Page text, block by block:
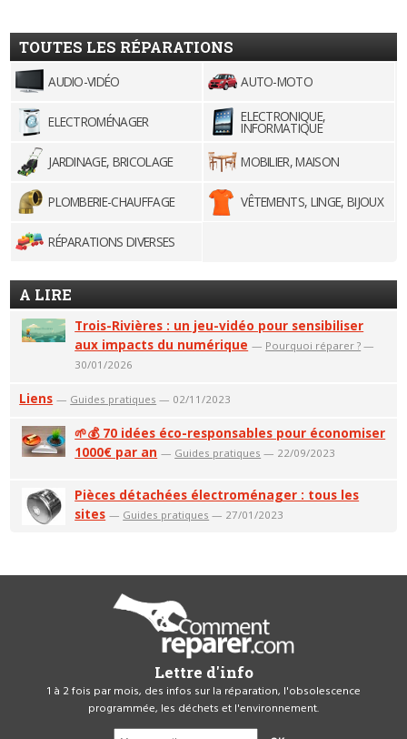
TOUTES LES RÉPARATIONS
AUDIO-VIDÉO AUTO-MOTO
ELECTROMÉNAGER ELECTRONIQUE,
INFORMATIQUE
JARDINAGE, BRICOLAGE
MOBILIER, MAISON
PLOMBERIE-CHAUFFAGE VÊTEMENTS, LINGE, BIJOUX
RÉPARATIONS DIVERSES
A LIRE
Trois-Rivières : un jeu-vidéo pour sensibiliser
aux impacts du numérique — Pourquoi réparer ? —
30/01/2026
Liens — Guides pratiques — 02/11/2023
🌱💰 70 idées éco-responsables pour économiser
1000€ par an — Guides pratiques — 22/09/2023
Pièces détachées électroménager : tous les
sites — Guides pratiques — 27/01/2023
Lettre d'info
1 à 2 fois par mois, des infos sur la réparation, l'obsolescence
programmée, les déchets et l'environnement.